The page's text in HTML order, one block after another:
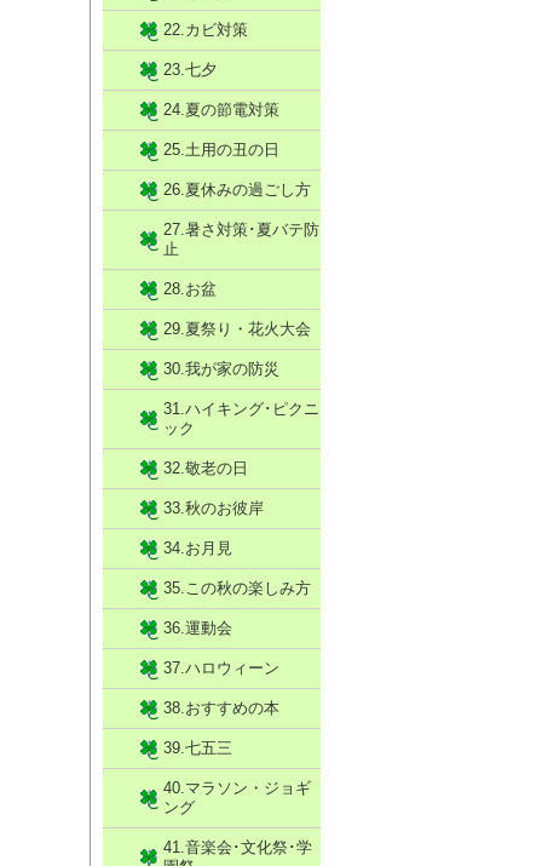
22.カビ対策
23.七夕
24.夏の節電対策
25.土用の丑の日
26.夏休みの過ごし方
27.暑さ対策･夏バテ防
止
28.お盆
29.夏祭り・花火大会
30.我が家の防災
31.ハイキング･ピクニ
ック
32.敬老の日
33.秋のお彼岸
34.お月見
35.この秋の楽しみ方
36.運動会
37.ハロウィーン
38.おすすめの本
39.七五三
40.マラソン・ジョギ
ング
41.音楽会･文化祭･学